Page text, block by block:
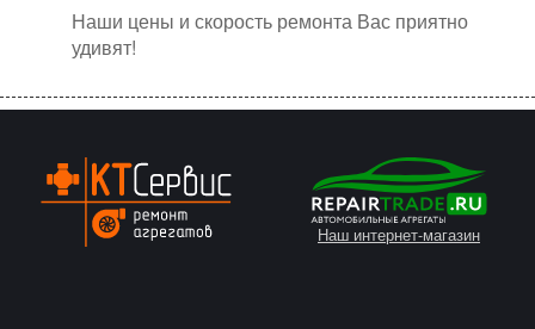
Наши цены и скорость ремонта Вас приятно
удивят!
Наш интернет-магазин